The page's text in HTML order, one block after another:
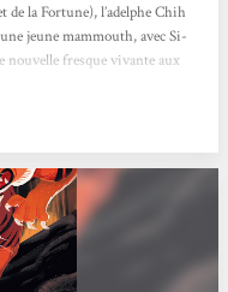
de la Fortune), l’adelphe Chih
jeune mammouth, avec Si-
nouvelle fresque vivante aux
qui ont pour dessein